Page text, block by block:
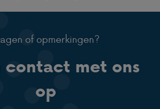
of opmerkingen?
contact met ons
op